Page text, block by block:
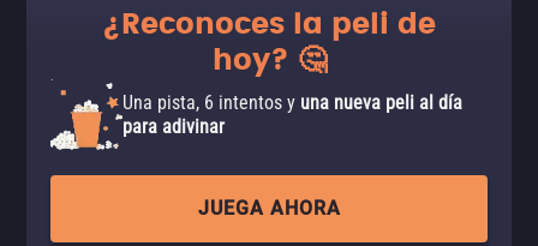
¿Reconoces la peli de
hoy? 🤔
Una pista, 6 intentos y una nueva peli al día
para adivinar
JUEGA AHORA